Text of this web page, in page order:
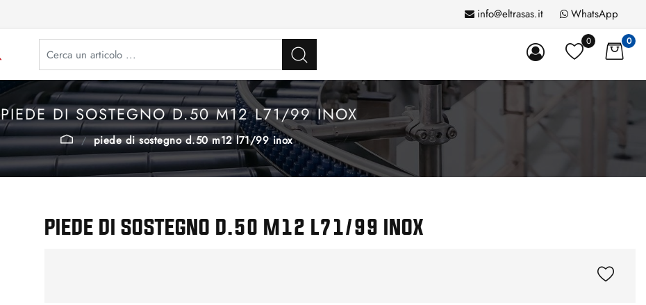
info@eltrasas.it WhatsApp
0 0
PIEDE DI SOSTEGNO D.50 M12 L71/99 INOX
piede di sostegno d.50 m12 l71/99 inox
PIEDE DI SOSTEGNO D.50 M12 L71/99 INOX